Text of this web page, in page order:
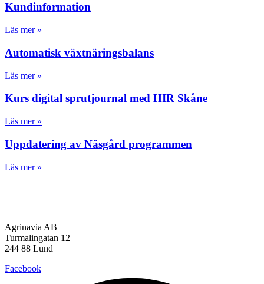
Kundinformation
Läs mer »
Automatisk växtnäringsbalans
Läs mer »
Kurs digital sprutjournal med HIR Skåne
Läs mer »
Uppdatering av Näsgård programmen
Läs mer »
Agrinavia AB
Turmalingatan 12
244 88 Lund
Facebook